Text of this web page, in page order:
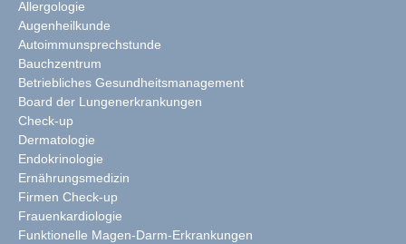
Allergologie
Augenheilkunde
Autoimmunsprechstunde
Bauchzentrum
Betriebliches Gesundheitsmanagement
Board der Lungenerkrankungen
Check-up
Dermatologie
Endokrinologie
Ernährungsmedizin
Firmen Check-up
Frauenkardiologie
Funktionelle Magen-Darm-Erkrankungen